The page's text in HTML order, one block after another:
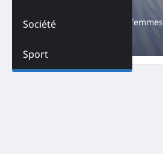
Société
Sport
Plusieurs centaines de